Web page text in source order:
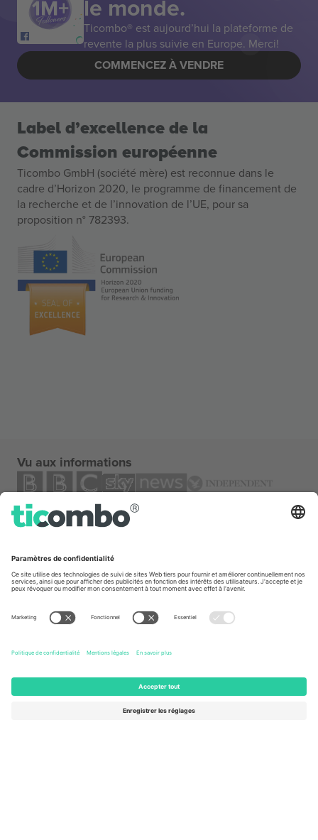
le monde.
Ticombo® est aujourd’hui la plateforme de
revente la plus suivie en Europe. Merci!
COMMENCEZ À VENDRE
Label d’excellence de la
Commission européenne
Ticombo GmbH (société mère) est reconnue dans le
cadre d’Horizon 2020, le programme de financement de
la recherche et de l’innovation de l’UE, pour sa
proposition n° 782393.
Vu aux informations
TixProtect
Programme d'affiliation
Comment ça marche
Centre d'information sur la Coupe
Nous contacter